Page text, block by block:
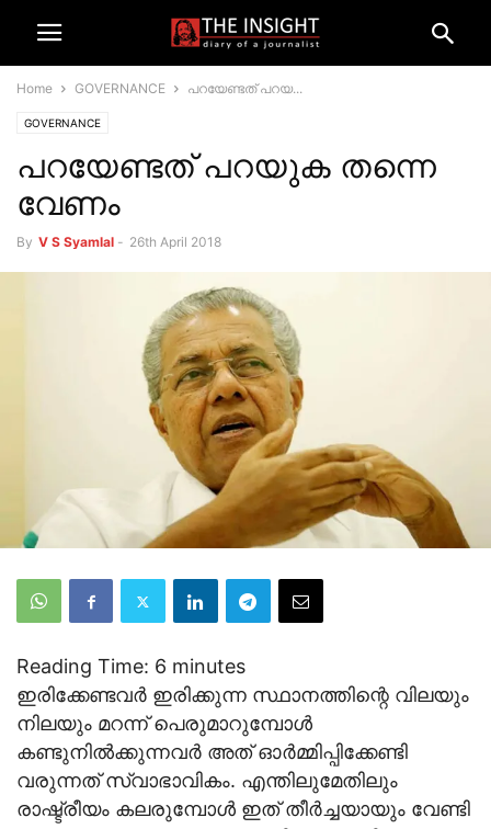
Home GOVERNANCE പറയേണ്ടത് പറയ...
GOVERNANCE
പറയേണ്ടത് പറയുക തന്നെ
വേണം
By V S Syamlal - 26th April 2018
Reading Time: 6 minutes
ഇരിക്കേണ്ടവര്‍ ഇരിക്കുന്ന സ്ഥാനത്തിന്റെ വിലയും
നിലയും മറന്ന് പെരുമാറുമ്പോള്‍
കണ്ടുനില്‍ക്കുന്നവര്‍ അത് ഓര്‍മ്മിപ്പിക്കേണ്ടി
വരുന്നത് സ്വാഭാവികം. എന്തിലുമേതിലും
രാഷ്ട്രീയം കലരുമ്പോള്‍ ഇത് തീര്‍ച്ചയായും വേണ്ടി